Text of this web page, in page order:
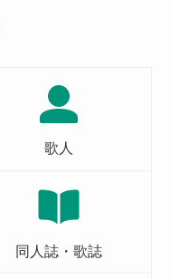
歌人
同人誌・歌誌